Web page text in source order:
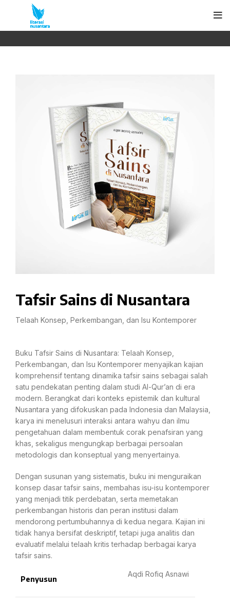
Tafsir Sains di Nusantara
Telaah Konsep, Perkembangan, dan Isu Kontemporer
Buku Tafsir Sains di Nusantara: Telaah Konsep,
Perkembangan, dan Isu Kontemporer menyajikan kajian
komprehensif tentang dinamika tafsir sains sebagai salah
satu pendekatan penting dalam studi Al-Qur’an di era
modern. Berangkat dari konteks epistemik dan kultural
Nusantara yang difokuskan pada Indonesia dan Malaysia,
karya ini menelusuri interaksi antara wahyu dan ilmu
pengetahuan dalam membentuk corak penafsiran yang
khas, sekaligus mengungkap berbagai persoalan
metodologis dan konseptual yang menyertainya.
Dengan susunan yang sistematis, buku ini menguraikan
konsep dasar tafsir sains, membahas isu-isu kontemporer
yang menjadi titik perdebatan, serta memetakan
perkembangan historis dan peran institusi dalam
mendorong pertumbuhannya di kedua negara. Kajian ini
tidak hanya bersifat deskriptif, tetapi juga analitis dan
evaluatif melalui telaah kritis terhadap berbagai karya
tafsir sains.
Penyusun
Aqdi Rofiq Asnawi